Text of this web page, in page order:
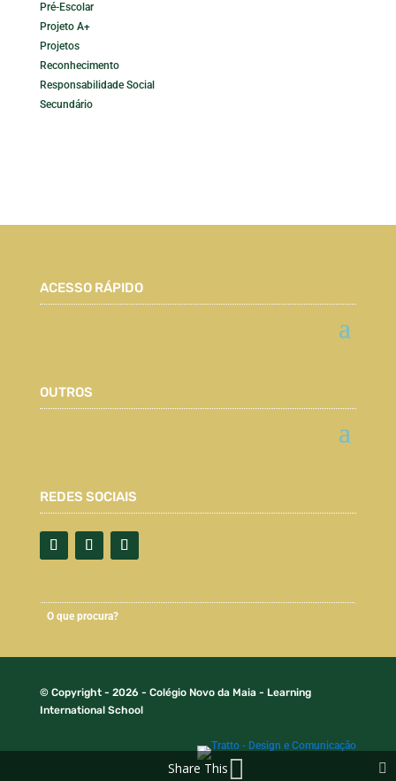
Pré-Escolar
Projeto A+
Projetos
Reconhecimento
Responsabilidade Social
Secundário
ACESSO RÁPIDO
OUTROS
REDES SOCIAIS
© Copyright - 2026 - Colégio Novo da Maia - Learning
International School
Share This